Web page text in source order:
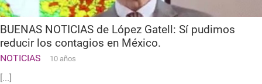
BUENAS NOTICIAS de López Gatell: Sí pudimos
reducir los contagios en México.
NOTICIAS 10 años
[...]